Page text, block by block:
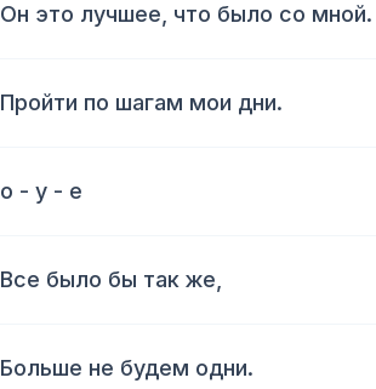
Он это лучшее, что было со мной.
Пройти по шагам мои дни.
о - у - е
Все было бы так же,
Больше не будем одни.